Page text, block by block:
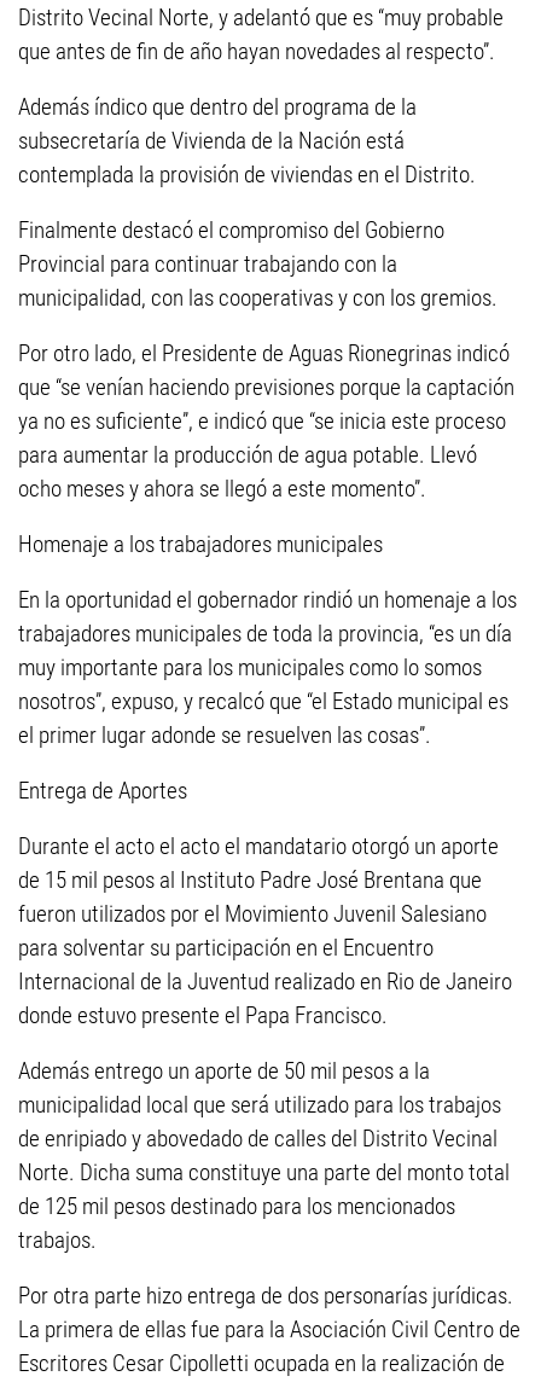
Distrito Vecinal Norte, y adelantó que es “muy probable
que antes de fin de año hayan novedades al respecto”.
Además índico que dentro del programa de la
subsecretaría de Vivienda de la Nación está
contemplada la provisión de viviendas en el Distrito.
Finalmente destacó el compromiso del Gobierno
Provincial para continuar trabajando con la
municipalidad, con las cooperativas y con los gremios.
Por otro lado, el Presidente de Aguas Rionegrinas indicó
que “se venían haciendo previsiones porque la captación
ya no es suficiente”, e indicó que “se inicia este proceso
para aumentar la producción de agua potable. Llevó
ocho meses y ahora se llegó a este momento”.
Homenaje a los trabajadores municipales
En la oportunidad el gobernador rindió un homenaje a los
trabajadores municipales de toda la provincia, “es un día
muy importante para los municipales como lo somos
nosotros”, expuso, y recalcó que “el Estado municipal es
el primer lugar adonde se resuelven las cosas”.
Entrega de Aportes
Durante el acto el acto el mandatario otorgó un aporte
de 15 mil pesos al Instituto Padre José Brentana que
fueron utilizados por el Movimiento Juvenil Salesiano
para solventar su participación en el Encuentro
Internacional de la Juventud realizado en Rio de Janeiro
donde estuvo presente el Papa Francisco.
Además entrego un aporte de 50 mil pesos a la
municipalidad local que será utilizado para los trabajos
de enripiado y abovedado de calles del Distrito Vecinal
Norte. Dicha suma constituye una parte del monto total
de 125 mil pesos destinado para los mencionados
trabajos.
Por otra parte hizo entrega de dos personarías jurídicas.
La primera de ellas fue para la Asociación Civil Centro de
Escritores Cesar Cipolletti ocupada en la realización de